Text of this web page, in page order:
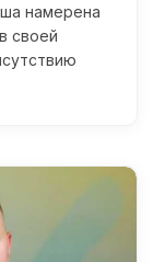
намерена
своей